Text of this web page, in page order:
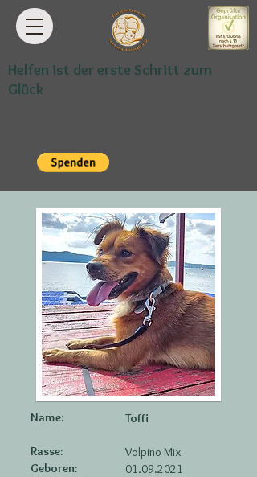
Helfen ist der erste Schritt zum
Glück
Name:
Rasse:
Geboren:
Toffi
Volpino Mix
01.09.2021